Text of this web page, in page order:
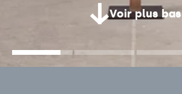
Voir plus bas